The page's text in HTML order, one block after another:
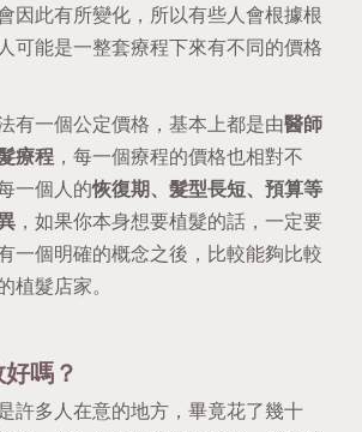
因此有所變化，所以有些人會根據根
可能是一整套療程下來有不同的價格
有一個公定價格，基本上都是由醫師
療程 ，每一個療程的價格也相對不
一個人的恢復期、髮型長短、預算等
，如果你本身想要植髮的話，一定要
一個明確的概念之後，比較能夠比較
植髮店家。
嗎？
許多人在意的地方，畢竟花了幾十